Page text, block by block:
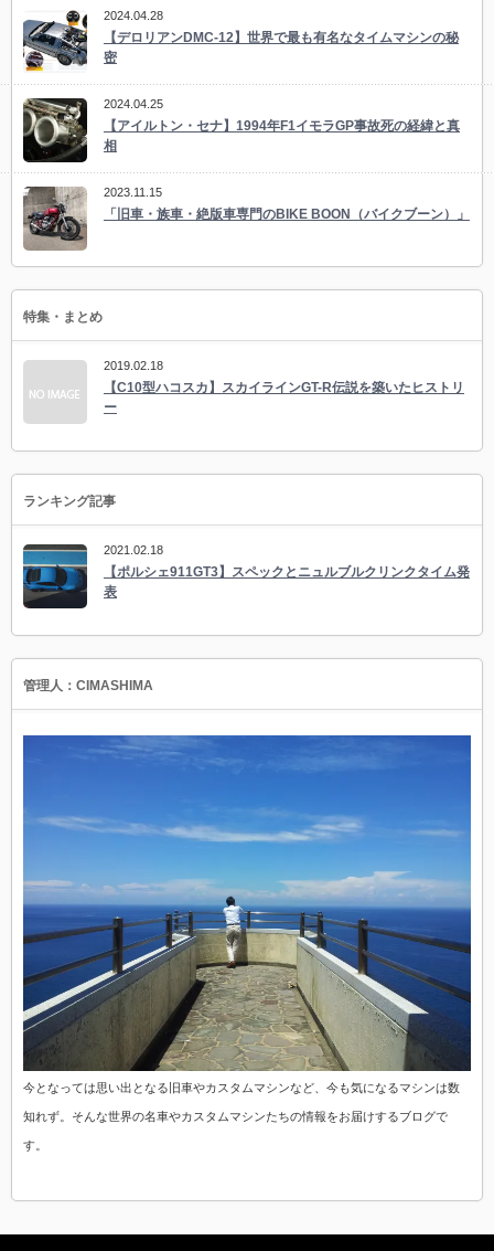
2024.04.28
【デロリアンDMC-12】世界で最も有名なタイムマシンの秘
密
2024.04.25
【アイルトン・セナ】1994年F1イモラGP事故死の経緯と真
相
2023.11.15
「旧車・族車・絶版車専門のBIKE BOON（バイクブーン）」
特集・まとめ
2019.02.18
【C10型ハコスカ】スカイラインGT-R伝説を築いたヒストリ
ー
ランキング記事
2021.02.18
【ポルシェ911GT3】スペックとニュルブルクリンクタイム発
表
管理人：CIMASHIMA
今となっては思い出となる旧車やカスタムマシンなど、今も気になるマシンは数
知れず。そんな世界の名車やカスタムマシンたちの情報をお届けするブログで
す。